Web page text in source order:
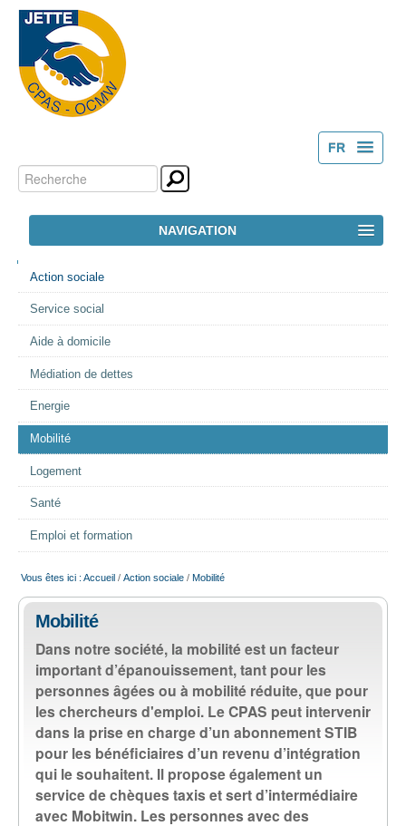
FR
Outils
personnels
Chercher par
Recherche
NAVIGATION
LE CPAS
ACTION SOCIALE
EMPLOI
AIDE ALIMENTAIRE
SENIORS
CULTURE ET JEUNESSE
NAVIGATION
Action sociale
Service social
Aide à domicile
Médiation de dettes
Energie
Mobilité
Logement
Santé
Emploi et formation
Vous êtes ici : Accueil / Action sociale / Mobilité
Mobilité
Dans notre société, la mobilité est un facteur
important d’épanouissement, tant pour les
personnes âgées ou à mobilité réduite, que pour
les chercheurs d'emploi. Le CPAS peut intervenir
dans la prise en charge d’un abonnement STIB
pour les bénéficiaires d’un revenu d’intégration
qui le souhaitent. Il propose également un
service de chèques taxis et sert d’intermédiaire
avec Mobitwin. Les personnes avec des